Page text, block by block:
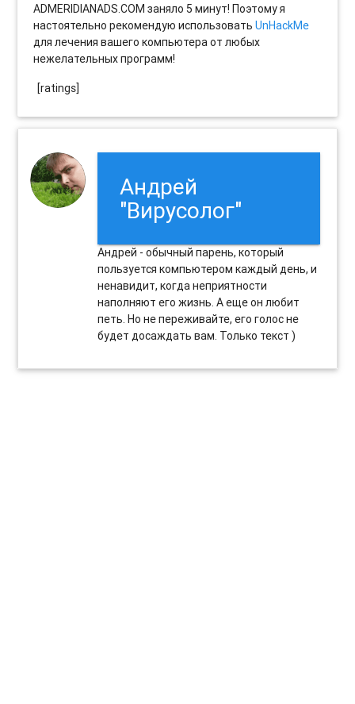
ADMERIDIANADS.COM заняло 5 минут! Поэтому я
настоятельно рекомендую использоватьUnHackMe
для лечения вашего компьютера от любых
нежелательных программ!
[ratings]
Андрей
"Вирусолог"
Андрей - обычный парень, который
пользуется компьютером каждый день, и
ненавидит, когда неприятности
наполняют его жизнь. А еще он любит
петь. Но не переживайте, его голос не
будет досаждать вам. Только текст )